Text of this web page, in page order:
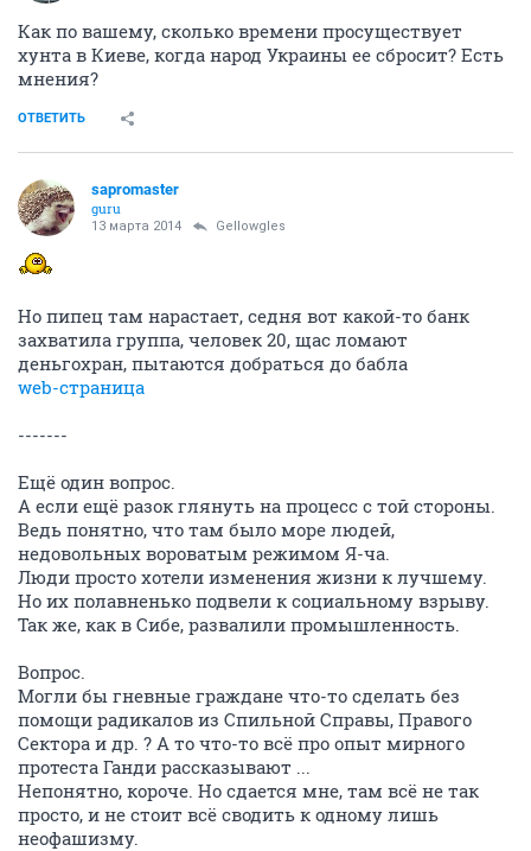
Как по вашему, сколько времени просуществует
хунта в Киеве, когда народ Украины ее сбросит? Есть
мнения?
ОТВЕТИТЬ
sapromaster
guru
13 марта 2014 Gellowgles
Но пипец там нарастает, седня вот какой-то банк
захватила группа, человек 20, щас ломают
деньгохран, пытаются добраться до бабла
web-страница
-------
Ещё один вопрос.
А если ещё разок глянуть на процесс с той стороны.
Ведь понятно, что там было море людей,
недовольных вороватым режимом Я-ча.
Люди просто хотели изменения жизни к лучшему.
Но их полавненько подвели к социальному взрыву.
Так же, как в Сибе, развалили промышленность.
Вопрос.
Могли бы гневные граждане что-то сделать без
помощи радикалов из Спильной Справы, Правого
Сектора и др. ? А то что-то всё про опыт мирного
протеста Ганди рассказывают ...
Непонятно, короче. Но сдается мне, там всё не так
просто, и не стоит всё сводить к одному лишь
неофашизму.